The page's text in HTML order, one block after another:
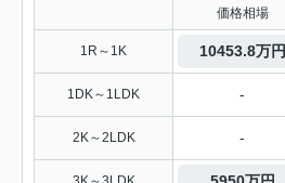
価格相場
1R～1K 10453.8万円
1DK～1LDK -
2K～2LDK -